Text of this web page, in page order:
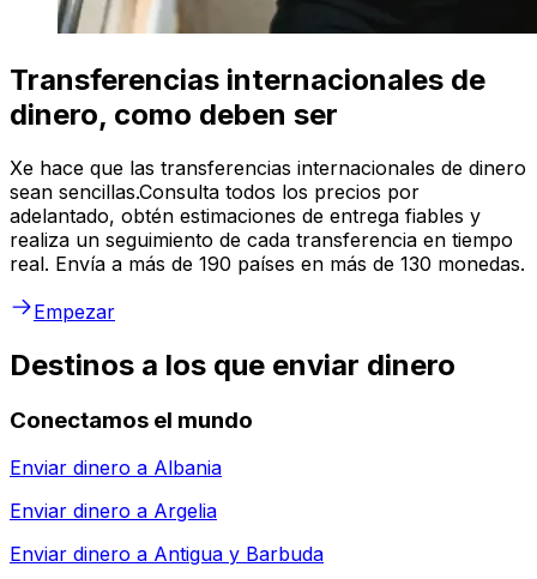
Transferencias internacionales de
dinero, como deben ser
Xe hace que las transferencias internacionales de dinero
sean sencillas.Consulta todos los precios por
adelantado, obtén estimaciones de entrega fiables y
realiza un seguimiento de cada transferencia en tiempo
real. Envía a más de 190 países en más de 130 monedas.
Empezar
Destinos a los que enviar dinero
Conectamos el mundo
Enviar dinero a Albania
Enviar dinero a Argelia
Enviar dinero a Antigua y Barbuda